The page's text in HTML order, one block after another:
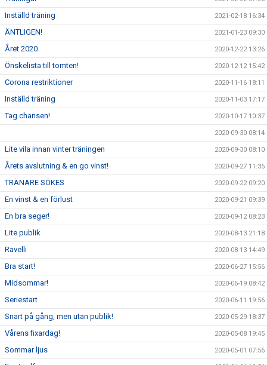
Inställd träning 2021-02-18 16:34
ÄNTLIGEN! 2021-01-23 09:30
Året 2020 2020-12-22 13:26
Önskelista till tomten! 2020-12-12 15:42
Corona restriktioner 2020-11-16 18:11
Inställd träning 2020-11-03 17:17
Tag chansen! 2020-10-17 10:37
2020-09-30 08:14
Lite vila innan vinter träningen 2020-09-30 08:10
Årets avslutning & en go vinst! 2020-09-27 11:35
TRÄNARE SÖKES 2020-09-22 09:20
En vinst & en förlust 2020-09-21 09:39
En bra seger! 2020-09-12 08:23
Lite publik 2020-08-13 21:18
Ravelli 2020-08-13 14:49
Bra start! 2020-06-27 15:56
Midsommar! 2020-06-19 08:42
Seriestart 2020-06-11 19:56
Snart på gång, men utan publik! 2020-05-29 18:37
Vårens fixardag! 2020-05-08 19:45
Sommar ljus 2020-05-01 07:56